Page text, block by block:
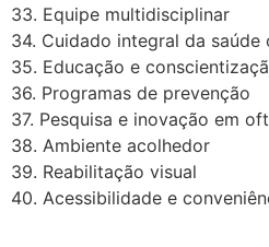
33. Equipe multidisciplinar
34. Cuidado integral da saúde
35. Educação e
36. Programas de prevenção
37. Pesquisa e inovação em
38. Ambiente acolhedor
39. Reabilitação visual
40. Acessibilidade e